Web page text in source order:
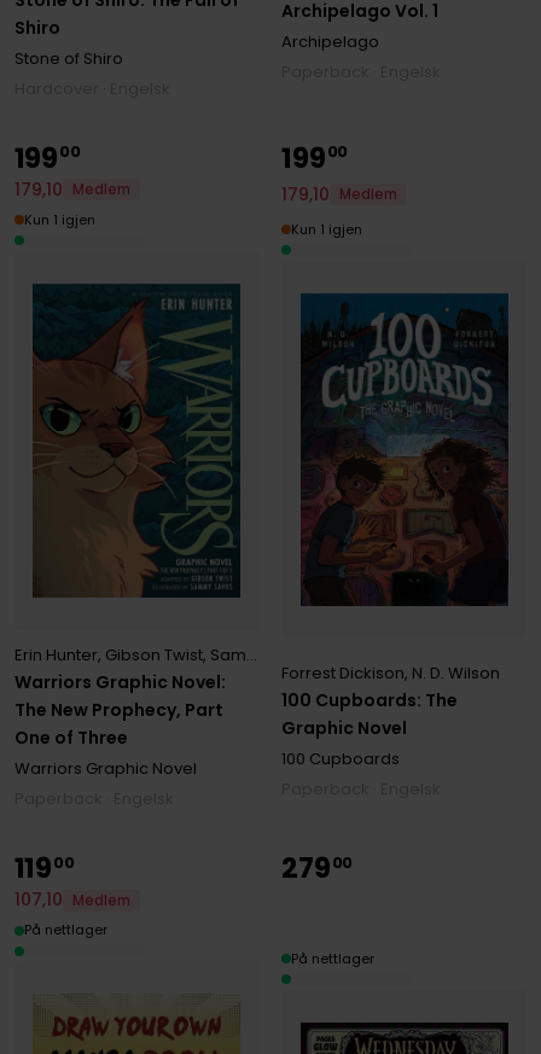
Shiro
Stone of Shiro
Archipelago Vol. 1
Archipelago
Warriors Graphic Novel:
The New Prophecy, Part
One of Three
Erin Hunter, Gibson Twist, Sammy Savos
Warriors Graphic Novel
19900
179,10
Medlem
Kun 1 igjen
100 Cupboards: The
Graphic Novel
Forrest Dickison, N. D. Wilson
100 Cupboards
19900
179,10
Medlem
Kun 1 igjen
11900
107,10
Medlem
På nettlager
27900
På nettlager